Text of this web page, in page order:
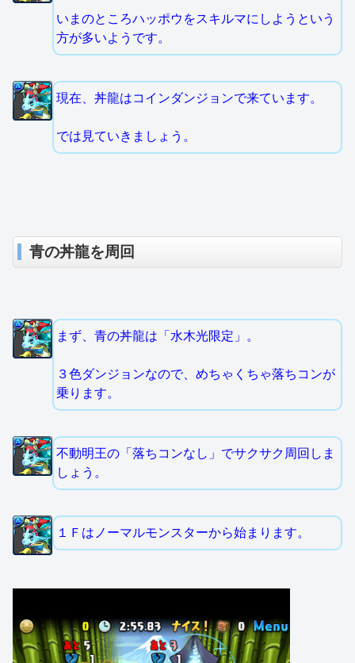
いまのところハッポウをスキルマにしようという
方が多いようです。
現在、丼龍はコインダンジョンで来ています。
では見ていきましょう。
青の丼龍を周回
まず、青の丼龍は「水木光限定」。
３色ダンジョンなので、めちゃくちゃ落ちコンが
乗ります。
不動明王の「落ちコンなし」でサクサク周回しま
しょう。
１Ｆはノーマルモンスターから始まります。